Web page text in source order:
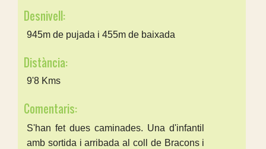
Desnivell:
945m de pujada i 455m de baixada
Distància:
9'8 Kms
Comentaris:
S'han fet dues caminades. Una d'infantil
amb sortida i arribada al coll de Bracons i